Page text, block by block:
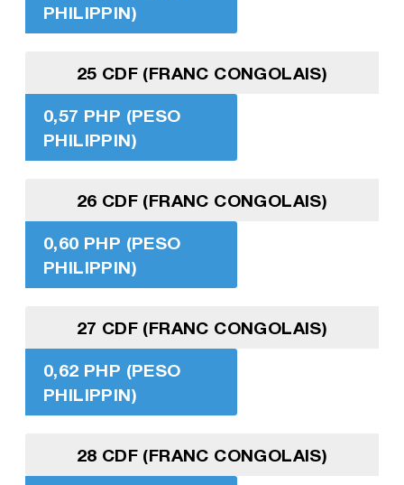
PHILIPPIN)
25 CDF (FRANC CONGOLAIS)
0,57 PHP (PESO
PHILIPPIN)
26 CDF (FRANC CONGOLAIS)
0,60 PHP (PESO
PHILIPPIN)
27 CDF (FRANC CONGOLAIS)
0,62 PHP (PESO
PHILIPPIN)
28 CDF (FRANC CONGOLAIS)